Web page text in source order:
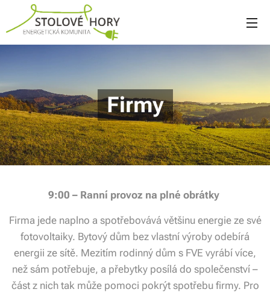
Firmy
9:00 – Ranní provoz na plné obrátky
Firma jede naplno a spotřebovává většinu energie ze své
fotovoltaiky. Bytový dům bez vlastní výroby odebírá
energii ze sítě. Mezitím rodinný dům s FVE vyrábí více,
než sám potřebuje, a přebytky posílá do společenství –
část z nich tak může pomoci pokrýt spotřebu firmy. Pro